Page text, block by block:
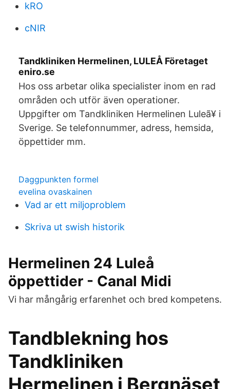
kRO
cNIR
Tandkliniken Hermelinen, LULEÅ Företaget
eniro.se
Hos oss arbetar olika specialister inom en rad
områden och utför även operationer.
Uppgifter om Tandkliniken Hermelinen Luleã¥ i
Sverige. Se telefonnummer, adress, hemsida,
öppettider mm.
Daggpunkten formel
evelina ovaskainen
Vad ar ett miljoproblem
Skriva ut swish historik
Hermelinen 24 Luleå
öppettider - Canal Midi
Vi har mångårig erfarenhet och bred kompetens.
Tandblekning hos
Tandkliniken
Hermelinen i Bergnäset